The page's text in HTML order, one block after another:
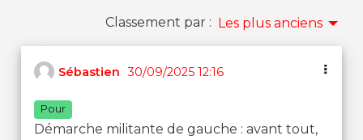
Classement par : Les plus anciens
Sébastien 30/09/2025 12:16
Pour
Démarche militante de gauche : avant tout,